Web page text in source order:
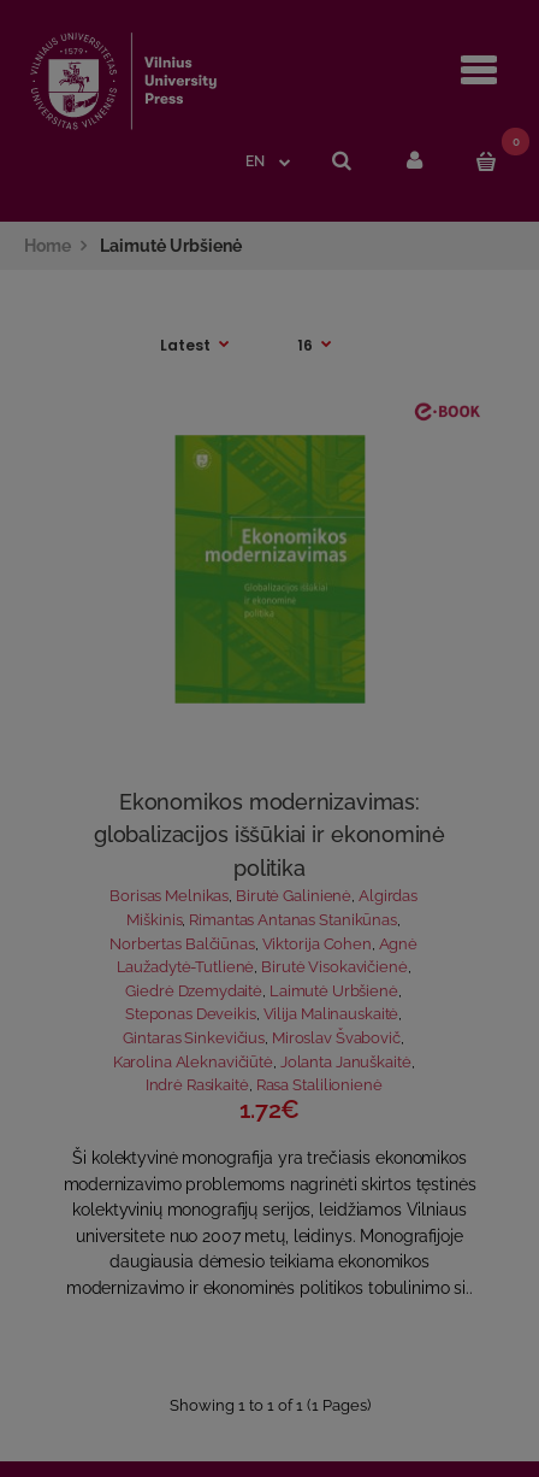
EN
0
Home Laimutė Urbšienė
Ekonomikos modernizavimas:
globalizacijos iššūkiai ir ekonominė
politika
Borisas Melnikas, Birutė Galinienė, Algirdas
Miškinis, Rimantas Antanas Stanikūnas,
Norbertas Balčiūnas, Viktorija Cohen Agnė
Laužadytė-Tutlienė, Birutė Visokavičienė,
Giedrė Dzemydaitė Laimutė Urbšienė
Steponas Deveikis, Vilija Malinauskaitė,
Gintaras Sinkevičius Miroslav Švabovič,
Karolina Aleknavičiūtė
Jolanta Januškaitė
Indrė Rasikaitė, Rasa Stalilionienė
1.72€
Ši kolektyvinė monografija yra trečiasis ekonomikos
modernizavimo problemoms nagrinėti skirtos tęstinės
kolektyvinių monografijų serijos, leidžiamos Vilniaus
universitete nuo 2007 metų, leidinys. Monografijoje
daugiausia dėmesio teikiama ekonomikos
modernizavimo ir ekonominės politikos tobulinimo si..
Showing 1 to 1 of 1 (1 Pages)